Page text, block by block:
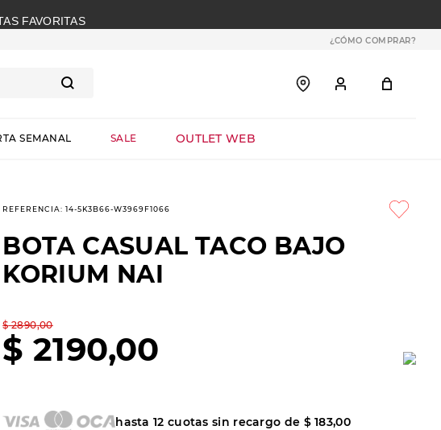
FAVORITAS
¿CÓMO COMPRAR?
SEMANAL SALE OUTLET WEB
REFERENCIA:14-5K3B66-W3969F1066
BOTA CASUAL TACO BAJO
KORIUM NAI
$ 2890,00
$ 2190,00
hasta12 cuotas sin recargo de $ 183,00